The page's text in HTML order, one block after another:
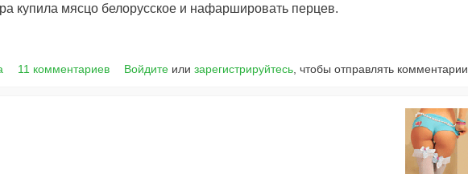
купила мясцо белорусское и нафаршировать перцев.
11 комментариев Войдите илизарегистрируйтесь , чтобы отправлять комментарии